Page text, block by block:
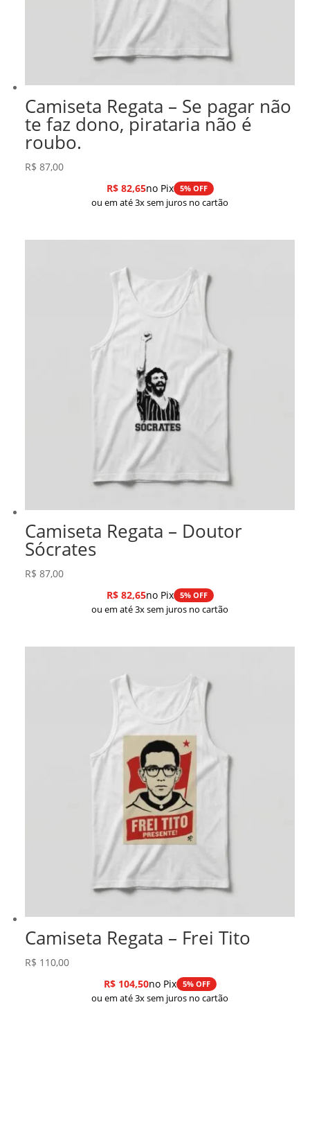
Camiseta Regata – Se pagar não
te faz dono, pirataria não é
roubo.
R$ 87,00
R$82,65no Pix 5% OFF
ou em até 3x sem juros no cartão
Camiseta Regata – Doutor
Sócrates
R$ 87,00
R$82,65no Pix 5% OFF
ou em até 3x sem juros no cartão
Camiseta Regata – Frei Tito
R$ 110,00
R$104,50no Pix 5% OFF
ou em até 3x sem juros no cartão